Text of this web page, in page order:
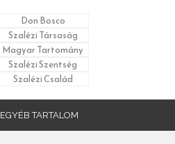
Don Bosco
Szalézi Társaság
Magyar Tartomány
Szalézi Szentség
Szalézi Család
EGYÉB TARTALOM